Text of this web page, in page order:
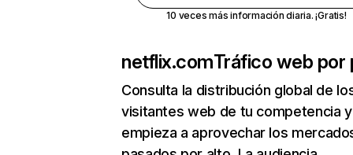
10 veces más información diaria. ¡Gratis!
netflix.comTráfico web por
Consulta la distribución global de
visitantes web de tu competencia y
empieza a aprovechar los